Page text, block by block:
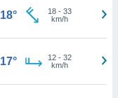
18° 18- 33
km/h
17° 12- 32
km/h